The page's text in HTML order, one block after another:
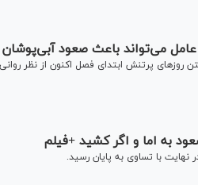
می‌تواند باعث صعود
پرتنش ابتدای فصل اکنون از نظر روانی
به اما و اگر کشید +فیلم